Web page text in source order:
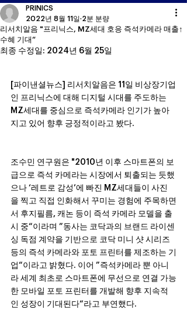
리서치알음 "프리닉스, MZ세대 호응 즉석카메라 매출↑
수혜 기대“
PRINICS
2022년 8월 11일 2분 분량
최종 수정일: 2024년 6월 25일
[파이낸셜뉴스] 리서치알음은 11일 비상장기업
인 프리닉스에 대해 디지털 시대를 주도하는
MZ세대를 중심으로 즉석카메라 인기가 높아
지고 있어 향후 긍정적이라고 봤다.
조수민 연구원은 "2010년 이후 스마트폰의 보
급으로 즉석 카메라는 시장에서 퇴출되는 듯했
으나 ‘레트로 감성’에 빠진 MZ세대들이 사진
을 찍고 직접 인화해서 꾸미는 경험에 주목하면
서 후지필름, 캐논 등이 즉석 카메라 모델을 출
시 중“이라며 ”동사는 코닥과의 브랜드 라이센
싱 독점 계약을 기반으로 코닥 미니 샷 시리즈
등의 즉석 카메라와 포토 프린터를 제조하는 기
업“이라고 밝혔다. 이어 ”즉석카메라 뿐 아니
라 세계 최초로 스마트폰에 무선으로 연결 가능
한 모바일 포토 프린터를 개발해 향후 지속적
인 성장이 기대된다“라고 부연했다.